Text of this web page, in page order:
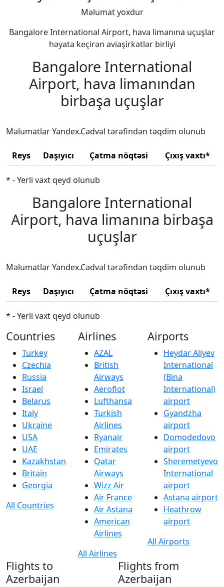
Məlumat yoxdur
Bangalore International Airport, hava limanına uçuşlar
həyata keçirən aviaşirkətlər birliyi
Bangalore International
Airport, hava limanından
birbaşa uçuşlar
Məlumatlar Yandex.Cədvəl tərəfindən təqdim olunub
Reys Daşıyıcı Çatma nöqtəsi Çıxış vaxtı*
* - Yerli vaxt qeyd olunub
Bangalore International
Airport, hava limanına birbaşa
uçuşlar
Məlumatlar Yandex.Cədvəl tərəfindən təqdim olunub
Reys Daşıyıcı Çatma nöqtəsi Çıxış vaxtı*
* - Yerli vaxt qeyd olunub
Countries
Turkey
Czechia
Russia
Israel
Belarus
Italy
Ukraine
USA
UAE
Kazakhstan
Britain
Georgia
All Countries
Airlines
AZAL
British
Airways
Aeroflot
Lufthansa
Turkish
Airlines
Ryanair
Emirates
Qatar
Airways
Wizz Air
Air France
Air Astana
American
Airlines
All Airlines
Airports
Heydar Aliyev
International
(Bina
International)
airport
Gyandzha
airport
Domodedovo
airport
Sheremetyevo
International
airport
Astana airport
Heathrow
airport
All Airports
Flights to
Azerbaijan
Flights from
Azerbaijan